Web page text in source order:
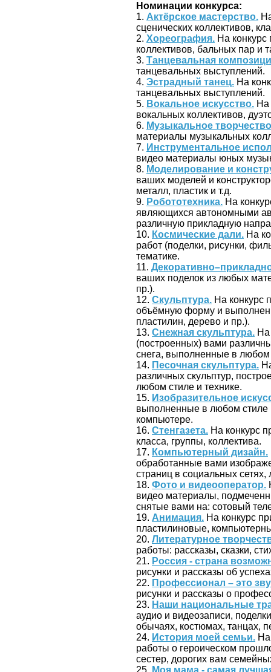
Номинации конкурса:
1. Актёрское мастерство.
сценических коллективов,
2. Хореография. На
коллективов, бальных пар и
3. Танцевальная
танцевальных выступлений.
4. Эстрадный танец. На
танцевальных выступлений.
5. Вокальное искусство. На
вокальных коллективов,
6. Музыкальное
материалы музыкальных
7. Инструментальное
видео материалы юных
8. Моделирование и
ваших моделей и
металл, пластик и т.д.
9. Робототехника. На
являющихся автономными
различную прикладную
10. Космические дали. На
работ (поделки, рисунки,
тематике.
11.
ваших поделок из любых
пр.).
12. Скульптура. На конкурс
объёмную форму и
пластилин, дерево и пр.).
13. Снежная скульптура. На
(построенных) вами
снега, выполненные в любом
14. Песочная скульптура.
различных скульптур,
любом стиле и технике.
15. Изобразительное
выполненные в любом стиле
компьютере.
16. Стенгазета. На конкурс
класса, группы, коллектива.
17. Компьютерный дизайн.
обработанные вами
страниц в социальных сетях,
18. Фото и видеооператор.
видео материалы,
снятые вами на: сотовый
19. Анимация. На конкурс
пластилиновые,
20. Литературное
работы: рассказы, сказки,
21. Россия - страна
рисунки и рассказы об
22. Профессионал – это
рисунки и рассказы о
23. Наши национальные
аудио и видеозаписи,
обычаях, костюмах, танцах,
24. История моей семьи.
работы о героическом
сестер, дорогих вам